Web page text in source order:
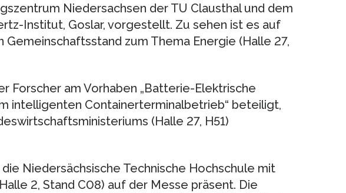
Niedersachsen der TU Clausthal und dem
Institut, Goslar, vorgestellt. Zu sehen ist es auf
Gemeinschaftsstand zum Thema Energie (Halle 27,
Forscher am Vorhaben „Batterie-Elektrische
intelligenten Containerterminalbetrieb“ beteiligt,
(Halle 27, H51)
Niedersächsische Technische Hochschule mit
2, Stand C08) auf der Messe präsent. Die